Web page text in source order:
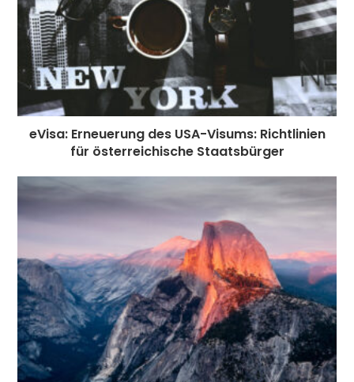
eVisa: Erneuerung des USA-Visums: Richtlinien
für österreichische Staatsbürger